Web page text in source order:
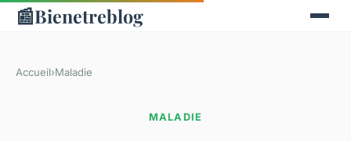
📰Bienetreblog
Accueil›Maladie
MALADIE